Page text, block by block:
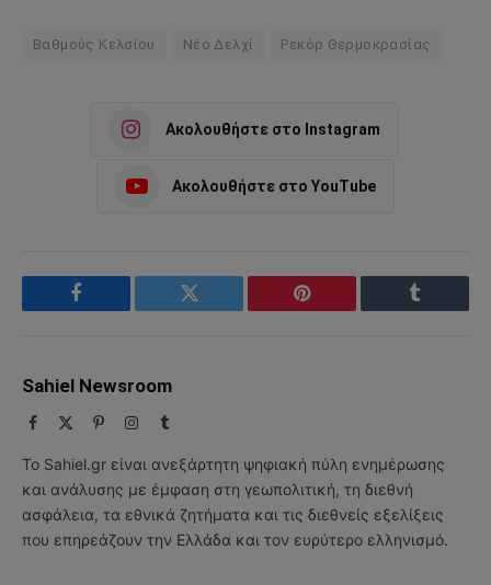
Βαθμούς Κελσίου Νέο Δελχί Ρεκόρ Θερμοκρασίας
Ακολουθήστε στο Instagram
Ακολουθήστε στο YouTube
Facebook Twitter Pinterest Tumblr
Sahiel Newsroom
Facebook PinterestInstagram
Tumblr
Το Sahiel.gr είναι ανεξάρτητη ψηφιακή πύλη ενημέρωσης
και ανάλυσης με έμφαση στη γεωπολιτική, τη διεθνή
ασφάλεια, τα εθνικά ζητήματα και τις διεθνείς εξελίξεις
που επηρεάζουν την Ελλάδα και τον ευρύτερο ελληνισμό.